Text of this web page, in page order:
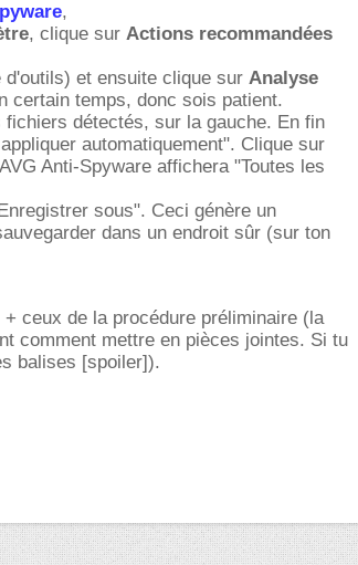
,
, clique sur Actions recommandées
d'outils) et ensuite clique sur Analyse
certain temps, donc sois patient.
détectés, sur la gauche. En fin
automatiquement". Clique sur
Anti-Spyware affichera "Toutes les
sous". Ceci génère un
dans un endroit sûr (sur ton
ceux de la procédure préliminaire (la
comment mettre en pièces jointes. Si tu
balises [spoiler]).